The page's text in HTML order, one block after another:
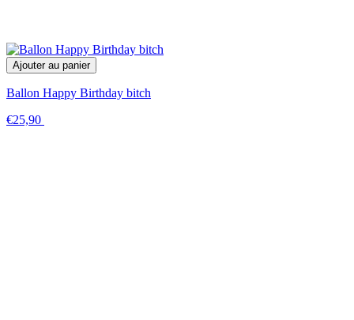
Ajouter au panier
Ballon Happy Birthday bitch
€25,90